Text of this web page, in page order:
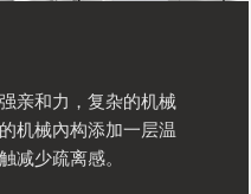
亲和力，复杂的机械
机械內构添加一层温
减少疏离感。